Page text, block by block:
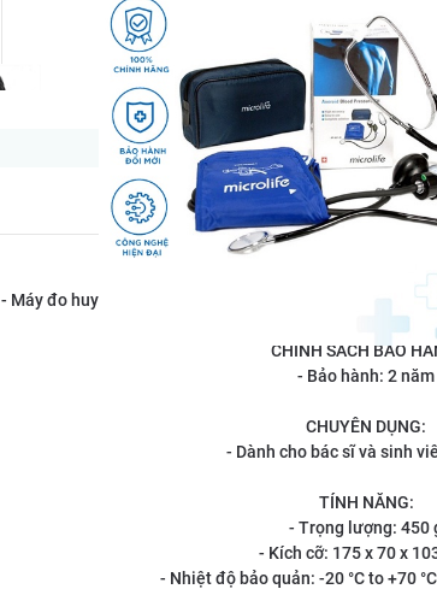
- Máy đo huyết áp cơ. Trọn bộ gồm đồng hồ, bao cuốn,
CHÍNH SÁCH BẢO
- Bảo hành: 2 năm
CHUYÊN DỤNG:
- Dành cho bác sĩ và sinh
TÍNH NĂNG:
- Trọng lượng: 450
- Kích cỡ: 175 x 70 x
- Nhiệt độ bảo quản: -20 °C to +70